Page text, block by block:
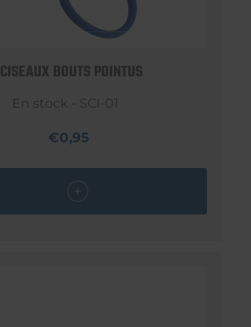
CISEAUX BOUTS POINTUS
En stock - SCI-01
€0,95